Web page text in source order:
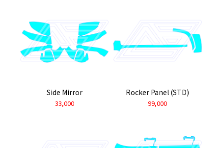
Side Mirror
33,000
Rocker Panel (STD)
99,000